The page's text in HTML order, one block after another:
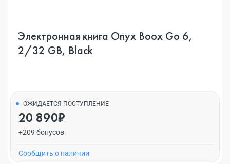
Электронная книга Onyx Boox Go 6,
2/32 GB, Black
ОЖИДАЕТСЯ ПОСТУПЛЕНИЕ
20 890₽
+209 бонусов
Cообщить о наличии